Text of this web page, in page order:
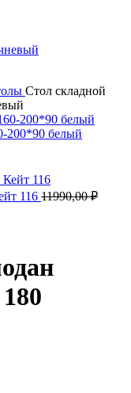
Стол складной
200*90 белый
116 11990,00₽